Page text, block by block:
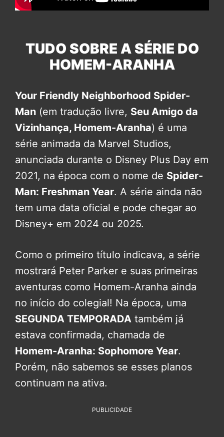
TUDO SOBRE A SÉRIE DO
HOMEM-ARANHA
Your Friendly Neighborhood Spider-
Man (em tradução livre, Seu Amigo da
Vizinhança, Homem-Aranha) é uma
série animada da Marvel Studios,
anunciada durante o Disney Plus Day em
2021, na época com o nome de Spider-
Man: Freshman Year. A série ainda não
tem uma data oficial e pode chegar ao
Disney+ em 2024 ou 2025.
Como o primeiro título indicava, a série
mostrará Peter Parker e suas primeiras
aventuras como Homem-Aranha ainda
no início do colegial! Na época, uma
SEGUNDA TEMPORADA também já
estava confirmada, chamada de
Homem-Aranha: Sophomore Year.
Porém, não sabemos se esses planos
continuam na ativa.
PUBLICIDADE